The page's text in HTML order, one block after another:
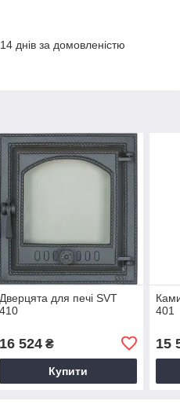
днів за домовленістю
Дверцята для печі SVT
410
16 524₴
Купити
401
15